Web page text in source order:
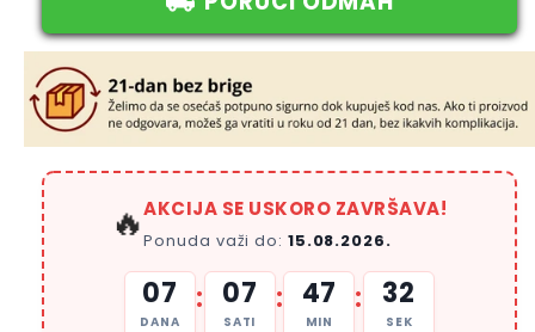
🔥AKCIJA SE USKORO ZAVRŠAVA!
Ponuda važi do: 15.08.2026.
07
DANA
: 07
SATI
: 47
MIN
: 32
SEK